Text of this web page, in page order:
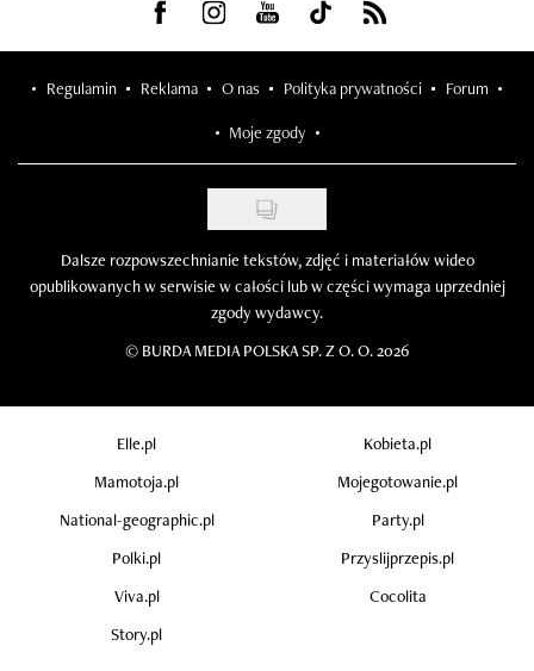
Visit us on Facebook
Visit us on Instagram
Visit us on Youtube
Visit us on Tiktok
Visit us on Rss
Regulamin Reklama O nas Polityka prywatności Forum
Moje zgody
Dalsze rozpowszechnianie tekstów, zdjęć i materiałów wideo
opublikowanych w serwisie w całości lub w części wymaga uprzedniej
zgody wydawcy.
© BURDA MEDIA POLSKA SP. Z O. O. 2026
Elle.pl
Kobieta.pl
Mamotoja.pl
Mojegotowanie.pl
National-geographic.pl
Party.pl
Polki.pl
Przyslijprzepis.pl
Viva.pl
Cocolita
Story.pl